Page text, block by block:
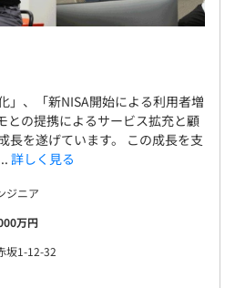
」、「新NISA開始による利用者増
との提携によるサービス拡充と顧
長を遂げています。 この成長を支
詳しく見る
ジニア
万円
坂1-12-32